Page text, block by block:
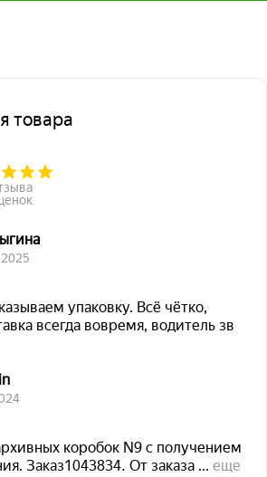
товара
упаковку. Всё чётко,
всегда вовремя, водитель зв
коробок N9 с получением
Заказ1043834. От заказа ... еще